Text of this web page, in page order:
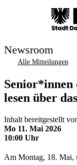
Newsroom
Alle Mitteilungen
lesen über
Inhalt bereitgestellt
Mo 11. Mai 2026
10:00 Uhr
Am Montag, 18. Mai,